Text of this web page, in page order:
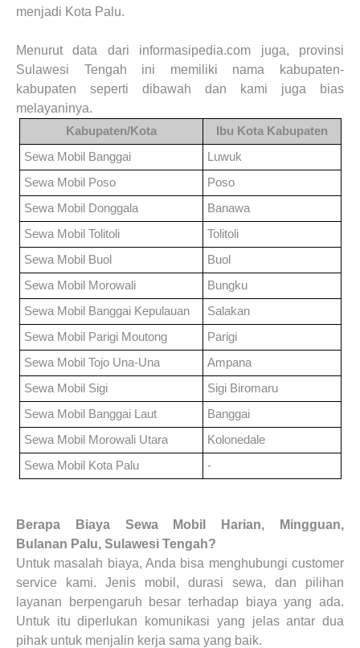
menjadi Kota Palu.
Menurut data dari informasipedia.com juga, provinsi
Sulawesi Tengah ini memiliki nama kabupaten-
kabupaten seperti dibawah dan kami juga bias
melayaninya.
Kabupaten/Kota
Ibu Kota Kabupaten
Sewa Mobil Banggai
Luwuk
Sewa Mobil Poso
Poso
Sewa Mobil Donggala
Banawa
Sewa Mobil Tolitoli
Tolitoli
Sewa Mobil Buol
Buol
Sewa Mobil Morowali
Bungku
Sewa Mobil Banggai Kepulauan
Salakan
Sewa Mobil Parigi Moutong
Parigi
Sewa Mobil Tojo Una-Una
Ampana
Sewa Mobil Sigi
Sigi Biromaru
Sewa Mobil Banggai Laut
Banggai
Sewa Mobil Morowali Utara
Kolonedale
Sewa Mobil Kota Palu -
Berapa Biaya Sewa Mobil Harian, Mingguan,
Bulanan Palu, Sulawesi Tengah?
Untuk masalah biaya, Anda bisa menghubungi customer
service kami. Jenis mobil, durasi sewa, dan pilihan
layanan berpengaruh besar terhadap biaya yang ada.
Untuk itu diperlukan komunikasi yang jelas antar dua
pihak untuk menjalin kerja sama yang baik.